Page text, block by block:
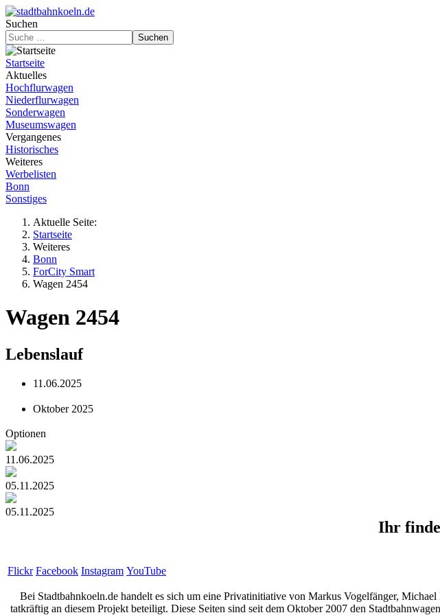
Suchen
Suchen
Startseite
Aktuelles
Hochflurwagen
Niederflurwagen
Sonderwagen
Museumswagen
Vergangenes
Historisches
Weiteres
Werbelisten
Bonn
Sonstiges
Aktuelle Seite:
Startseite
Weiteres
Bonn
ForCity Smart
Wagen 2454
Wagen 2454
Lebenslauf
11.06.2025
Oktober 2025
Optionen
11.06.2025
05.11.2025
05.11.2025
Ihr
Flickr Facebook Instagram YouTube
Bei Stadtbahnkoeln.de handelt es sich um eine Privatinitiative von Markus Vogelfänger,
tatkräftig an diesem Projekt beteiligt. Diese Seiten sind seit dem Oktober 2007 den